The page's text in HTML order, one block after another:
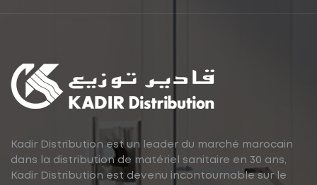
Kadir Distribution est un leader du marché marocain
dans la distribution de matériel sanitaire en 30 ans,
Kadir Distribution est devenu incontournable sur le